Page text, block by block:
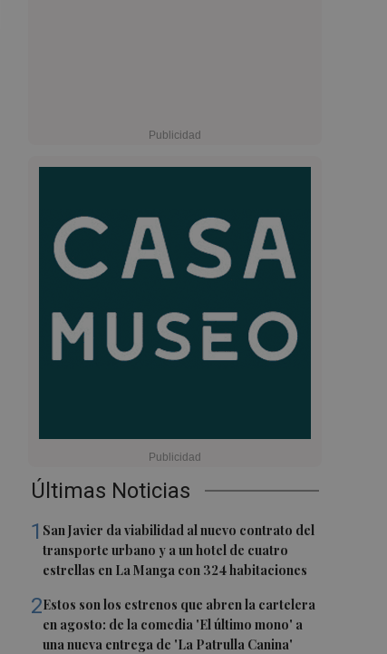
Últimas Noticias
1 San Javier da viabilidad al nuevo contrato del
transporte urbano y a un hotel de cuatro
estrellas en La Manga con 324 habitaciones
2Estos son los estrenos que abren la cartelera
en agosto: de la comedia 'El último mono' a
una nueva entrega de 'La Patrulla Canina'